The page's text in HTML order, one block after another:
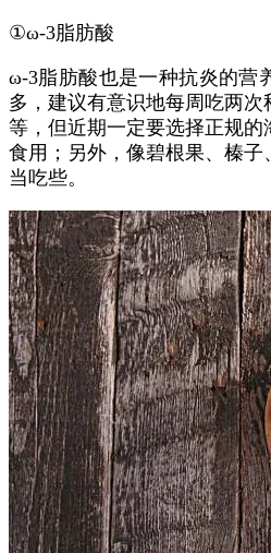
①ω-3脂肪酸
ω-3脂肪酸也是一种抗炎的营
多，建议有意识地每周吃两次
等，但近期一定要选择正规
食用；另外，像碧根果、榛
当吃些。